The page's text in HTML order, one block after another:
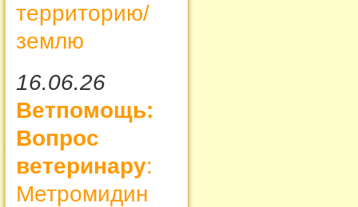
территорию/
землю
16.06.26
Ветпомощь:
Вопрос
ветеринару:
Метромидин